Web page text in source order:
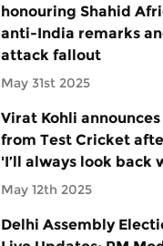
honouring Shahid
anti-India remarks
attack fallout
May 31st 2025
Virat Kohli
from Test Cricket
'I’ll always look back
May 12th 2025
Delhi Assembly